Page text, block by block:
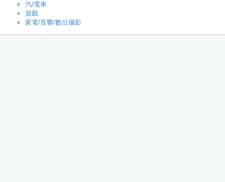
汽/電車
遊戲
家電/音響/數位攝影